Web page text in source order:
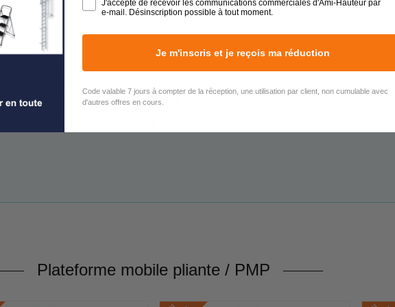
conseil ?
sont à votre écoute !
à votre disposition du lundi au vendredi de 9h00 à 17h00
Plateforme mobile pliante / PMP
J'accepte de recevoir les communications commerciales d'Ami-Hauteur par
e-mail. Désinscription possible à tout moment.
Je m'inscris et je reçois ma réduction
Code valable 7 jours à compter de la réception, une utilisation par client, non cumulable avec
d'autres offres en cours.